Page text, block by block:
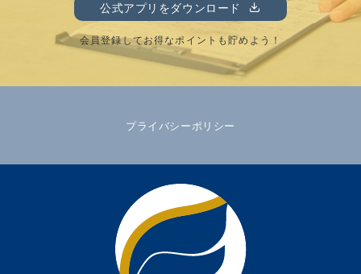
公式アプリをダウンロード
会員登録してお得なポイントも貯めよう！
プライバシーポリシー